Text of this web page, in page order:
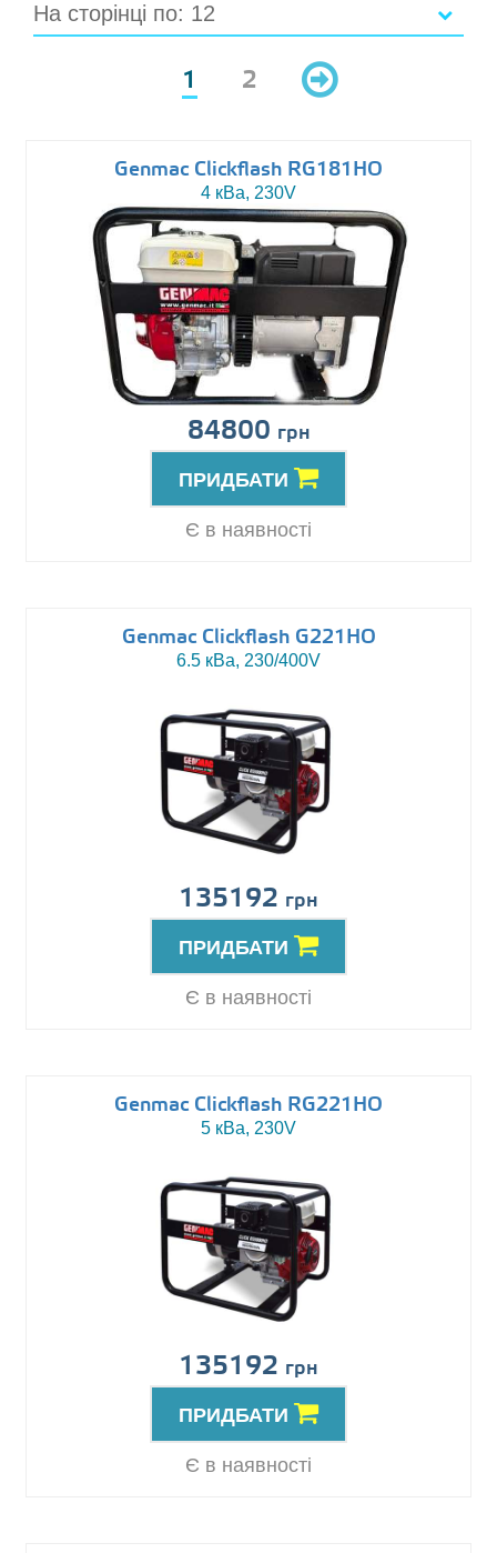
На сторінці по: 12
1 2
Genmac Clickflash RG181HO
4 кВа, 230V
84800 грн
ПРИДБАТИ
Є в наявності
Genmac Clickflash G221HO
6.5 кВа, 230/400V
135192 грн
ПРИДБАТИ
Є в наявності
Genmac Clickflash RG221HO
5 кВа, 230V
135192 грн
ПРИДБАТИ
Є в наявності